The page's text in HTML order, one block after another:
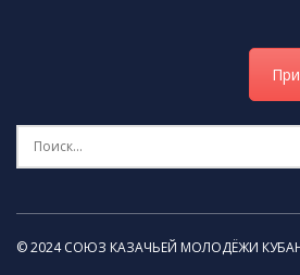
© 2024 СОЮЗ КАЗАЧЬЕЙ МОЛОДЁЖИ